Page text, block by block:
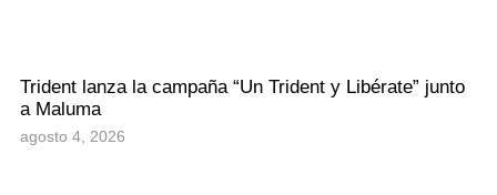
Trident lanza la campaña “Un Trident y Libérate” junto
a Maluma
agosto 4, 2026